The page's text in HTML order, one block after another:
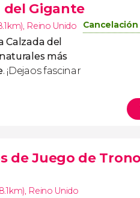
del Gigante
, Reino Unido
Calzada del
más
. ¡Dejaos fascinar
de Juego de
, Reino Unido